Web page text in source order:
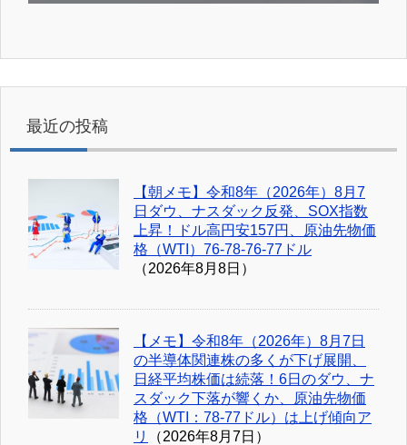
最近の投稿
【朝メモ】令和8年（2026年）8月7
日ダウ、ナスダック反発、SOX指数
上昇！ドル高円安157円、原油先物価
格（WTI）76-78-76-77ドル
（2026年8月8日）
【メモ】令和8年（2026年）8月7日
の半導体関連株の多くが下げ展開、
日経平均株価は続落！6日のダウ、ナ
スダック下落が響くか、原油先物価
格（WTI：78-77ドル）は上げ傾向ア
リ
（2026年8月7日）